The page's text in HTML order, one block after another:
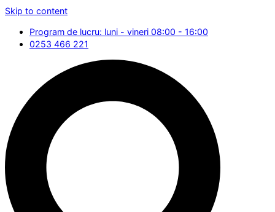
Skip to content
Program de lucru: luni - vineri 08:00 - 16:00
0253 466 221